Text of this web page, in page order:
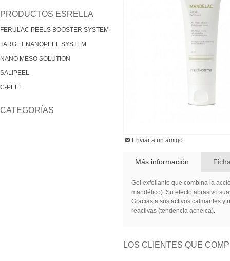
PRODUCTOS ESRELLA
FERULAC PEELS BOOSTER SYSTEM
TARGET NANOPEEL SYSTEM
NANO MESO SOLUTION
SALIPEEL
C-PEEL
CATEGORÍAS
Enviar a un amigo
Más información
Gel exfoliante que combina la
mandélico). Su efecto abrasivo
Gracias a sus activos calmantes y
reactivas (tendencia acneica).
LOS CLIENTES QUE